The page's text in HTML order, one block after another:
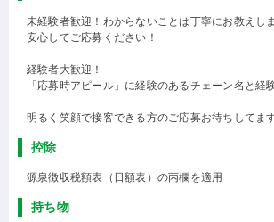
未経験者歓迎！わからないことは丁寧にお教えしま
安心してご応募ください！
経験者大歓迎！
「応募時アピール」に経験のあるチェーン名と
明るく笑顔で接客できる方のご応募お待ちしてま
控除
源泉徴収税額表（日額表）の丙欄を適用
持ち物